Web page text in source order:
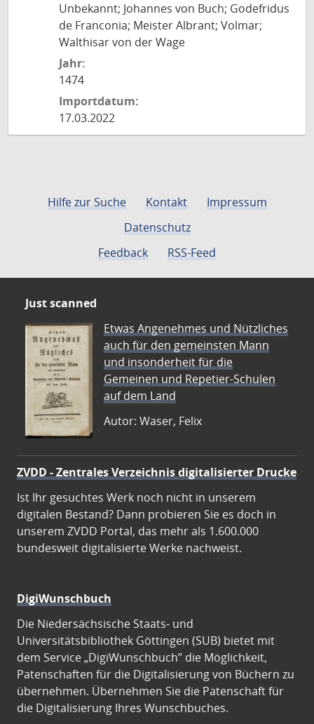
Unbekannt; Johannes von Buch; Godefridus
de Franconia; Meister Albrant; Volmar;
Walthisar von der Wage
Jahr:
1474
Importdatum:
17.03.2022
Hilfe zur Suche Kontakt
Impressum
Datenschutz
Feedback
RSS-Feed
Just scanned
Etwas Angenehmes und Nützliches
auch für den gemeinsten Mann
und insonderheit für die
Gemeinen und Repetier-Schulen
auf dem Land
Autor: Waser, Felix
ZVDD - Zentrales Verzeichnis digitalisierter Drucke
Ist Ihr gesuchtes Werk noch nicht in unserem
digitalen Bestand? Dann probieren Sie es doch in
unserem ZVDD Portal, das mehr als 1.600.000
bundesweit digitalisierte Werke nachweist.
DigiWunschbuch
Die Niedersächsische Staats- und
Universitätsbibliothek Göttingen (SUB) bietet mit
dem Service „DigiWunschbuch” die Möglichkeit,
Patenschaften für die Digitalisierung von Büchern zu
übernehmen. Übernehmen Sie die Patenschaft für
die Digitalisierung Ihres Wunschbuches.